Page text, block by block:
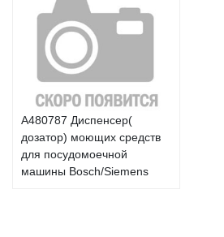
A480787 Диспенсер(
дозатор) моющих средств
для посудомоечной
машины Bosch/Siemens